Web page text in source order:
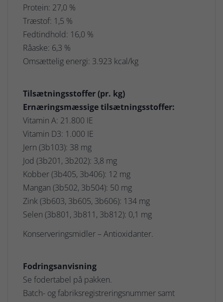
Protein: 27,0 %
Træstof: 1,5 %
Fedtindhold: 16,0 %
Råaske: 6,3 %
Omsættelig energi: 3.923 kcal/kg
Tilsætningsstoffer (pr. kg)
Ernæringsmæssige tilsætningsstoffer:
Vitamin A: 21.800 IE
Vitamin D3: 1.000 IE
Jern (3b103): 38 mg
Jod (3b201, 3b202): 3,8 mg
Kobber (3b405, 3b406): 12 mg
Mangan (3b502, 3b504): 50 mg
Zink (3b603, 3b605, 3b606): 134 mg
Selen (3b801, 3b811, 3b812): 0,1 mg
Konserveringsmidler – Antioxidanter.
Fodringsanvisning
Se fodertabel på pakken.
Batch- og fabriksregistreringsnummer samt